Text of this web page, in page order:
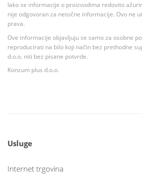
Iako se informacije o proizvodima redovito
nije odgovoran za netočne informacije. Ovo ne
prava.
Ove informacije objavljuju se samo za osobne
reproducirati na bilo koji način bez prethodne
d.o.o. niti bez pisane potvrde.
Konzum plus d.o.o.
Usluge
Internet trgovina